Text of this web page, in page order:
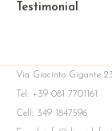
Testimonial
Via Giacinto Gigante
Tel: +39 081 7701161
Cell: 349 1847596